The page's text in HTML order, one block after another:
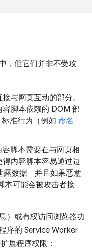
，但它们并非不受攻
与网页互动的部分。
脚本依赖的 DOM 部
准行为（例如 命名
脚本需要在与网页相
内容脚本容易通过边
露数据，并且如果恶意
本可能会被攻击者接
）或有权访问浏览器功
序的 Service Worker
展程序权限：